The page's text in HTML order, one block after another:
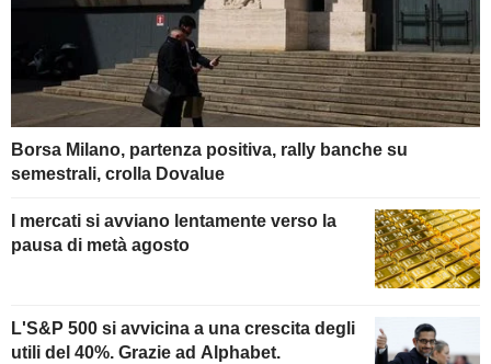
Borsa Milano, partenza positiva, rally banche su
semestrali, crolla Dovalue
I mercati si avviano lentamente verso la
pausa di metà agosto
L'S&P 500 si avvicina a una crescita degli
utili del 40%. Grazie ad Alphabet.